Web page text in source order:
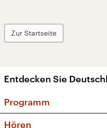
Zur Startseite
Entdecken Sie
Programm
Hören